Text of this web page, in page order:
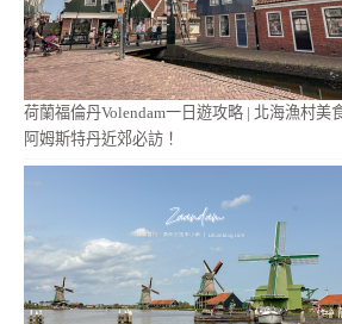
荷蘭福倫丹Volendam一日遊攻略 | 北海漁村美
阿姆斯特丹近郊必訪！